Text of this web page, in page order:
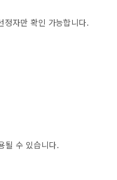
자만 확인 가능합니다.
될 수 있습니다.